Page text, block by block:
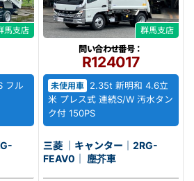
馬支店
フル
群馬支店
問い合わせ番号：
R124017
未使用車 2.35t 新明和 4.6立
米 プレス式 連続S/W 汚水タン
ク付 150PS
三菱 ｜キャンター｜2RG-
FEAV0｜ 塵芥車